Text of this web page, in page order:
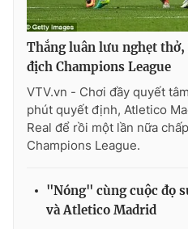
Thắng luân lưu nghẹt
địch Champions League
VTV.vn - Chơi đầy quyết
phút quyết định, Atletico
Real để rồi một lần nữa
Champions League.
"Nóng" cùng cuộc đọ
và Atletico Madrid